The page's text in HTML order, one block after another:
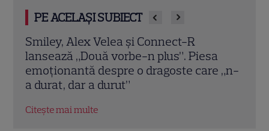
PE ACELAȘI SUBIECT
Imagini adorabile cu The Motans și fiica
lui! Denis Roabeș, filmat alături de
micuța Mia în noul videoclip „La Galop”